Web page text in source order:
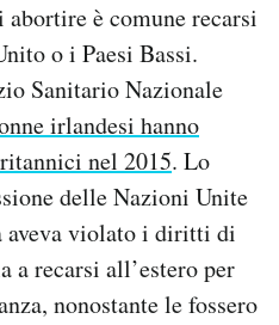
è comune recarsi
o i Paesi Bassi.
Sanitario Nazionale
irlandesi hanno
nel 2015. Lo
delle Nazioni Unite
aveva violato i diritti di
a recarsi all’estero per
nonostante le fossero